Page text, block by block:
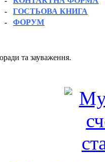
-
ГОСТЬОВА КНИГА
-
ФОРУМ
та зауваження.